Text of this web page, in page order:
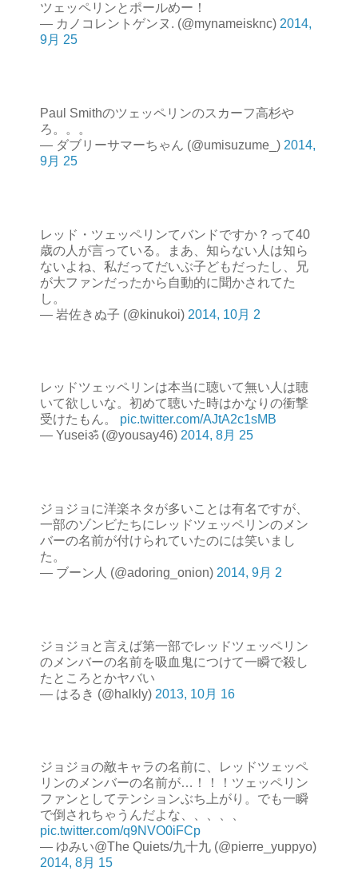
ツェッペリンとポールめー！
— カノコレントゲンヌ. (@mynameisknc) 2014,
9月 25
Paul Smithのツェッペリンのスカーフ高杉や
ろ。。。
— ダブリーサマーちゃん (@umisuzume_) 2014,
9月 25
レッド・ツェッペリンてバンドですか？って40
歳の人が言っている。まあ、知らない人は知ら
ないよね、私だってだいぶ子どもだったし、兄
が大ファンだったから自動的に聞かされてた
し。
— 岩佐きぬ子 (@kinukoi) 2014, 10月 2
レッドツェッペリンは本当に聴いて無い人は聴
いて欲しいな。初めて聴いた時はかなりの衝撃
受けたもん。 pic.twitter.com/AJtA2c1sMB
— Yuseiॐ (@yousay46) 2014, 8月 25
ジョジョに洋楽ネタが多いことは有名ですが、
一部のゾンビたちにレッドツェッペリンのメン
バーの名前が付けられていたのには笑いまし
た。
— ブーン人 (@adoring_onion) 2014, 9月 2
ジョジョと言えば第一部でレッドツェッペリン
のメンバーの名前を吸血鬼につけて一瞬で殺し
たところとかヤバい
— はるき (@halkly) 2013, 10月 16
ジョジョの敵キャラの名前に、レッドツェッペ
リンのメンバーの名前が…！！！ツェッペリン
ファンとしてテンションぶち上がり。でも一瞬
で倒されちゃうんだよな、、、、、
pic.twitter.com/q9NVO0iFCp
— ゆみい@The Quiets/九十九 (@pierre_yuppyo)
2014, 8月 15